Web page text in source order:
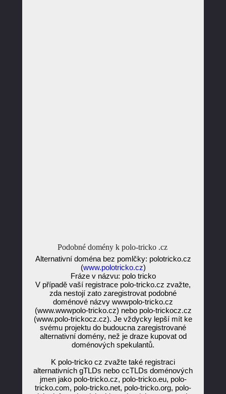
Podobné domény k polo-tricko .cz
Alternativní doména bez pomlčky: polotricko.cz
(www.polotricko.cz)
Fráze v názvu: polo tricko
V případě vaší registrace polo-tricko.cz zvažte,
zda nestojí zato zaregistrovat podobné
doménové názvy wwwpolo-tricko.cz
(www.wwwpolo-tricko.cz) nebo polo-trickocz.cz
(www.polo-trickocz.cz). Je vždycky lepší mít ke
svému projektu do budoucna zaregistrované
alternativní domény, než je draze kupovat od
doménových spekulantů.
K polo-tricko cz zvažte také registraci
alternativních gTLDs nebo ccTLDs doménových
jmen jako polo-tricko.cz, polo-tricko.eu, polo-
tricko.com, polo-tricko.net, polo-tricko.org, polo-